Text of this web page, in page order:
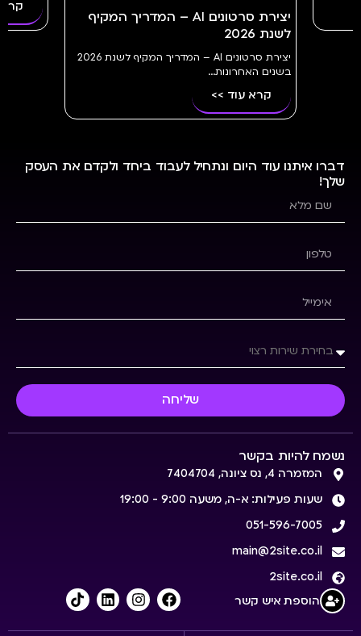
יצירת סרטונים AI – המדריך המקיף
לשנת 2026
יצירת סרטונים AI – המדריך המקיף לשנת 2026
בשנים האחרונות...
קרא עוד >>
קרא
נשמח להיות בקשר
המזמרה 4, נס ציונה, 7404704
שעות פעילות: א-ה, משעה 9:00 - 19:00
051-596-7005
main@2site.co.il
2site.co.il
הוספת איש קשר
דברו איתנו עוד היום ונתחיל לעבוד ביחד ולקדם את העסק
שלך!
שליחה